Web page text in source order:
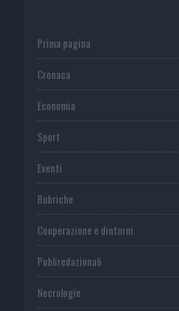
Prima pagina
Cronaca
Economia
Sport
Eventi
Rubriche
Cooperazione e dintorni
Publiredazionali
Necrologie